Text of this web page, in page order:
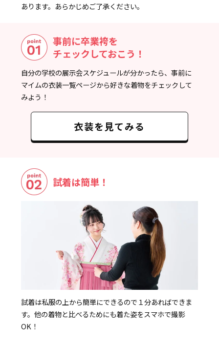
あります。あらかじめご了承ください。
事前に卒業袴を
チェックしておこう！
自分の学校の展示会スケジュールが分かったら、事前に
マイムの衣装一覧ページから好きな着物をチェックして
みよう！
衣装を見てみる
試着は簡単！
試着は私服の上から簡単にできるので１分あればできま
す。他の着物と比べるためにも着た姿をスマホで撮影
OK！